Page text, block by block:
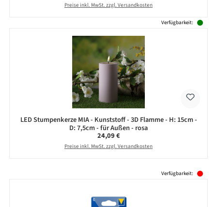
Preise inkl. MwSt. zzgl. Versandkosten
Verfügbarkeit:
LED Stumpenkerze MIA - Kunststoff - 3D Flamme - H: 15cm -
D: 7,5cm - für Außen - rosa
Regulärer Preis:
24,09 €
Preise inkl. MwSt. zzgl. Versandkosten
Verfügbarkeit: